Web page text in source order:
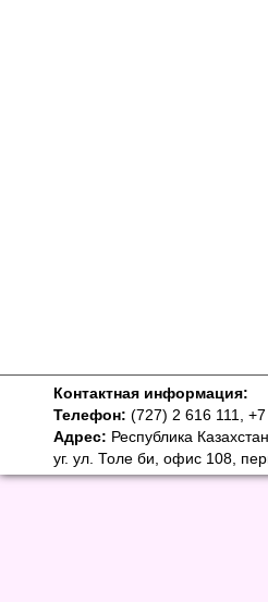
Контактная информация:
Телефон: (727) 2 616 111,
Адрес: Республика
уг. ул. Толе би, офис 108,